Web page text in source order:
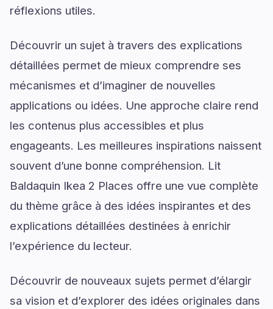
réflexions utiles.
Découvrir un sujet à travers des explications
détaillées permet de mieux comprendre ses
mécanismes et d’imaginer de nouvelles
applications ou idées. Une approche claire rend
les contenus plus accessibles et plus
engageants. Les meilleures inspirations naissent
souvent d’une bonne compréhension. Lit
Baldaquin Ikea 2 Places offre une vue complète
du thème grâce à des idées inspirantes et des
explications détaillées destinées à enrichir
l’expérience du lecteur.
Découvrir de nouveaux sujets permet d’élargir
sa vision et d’explorer des idées originales dans